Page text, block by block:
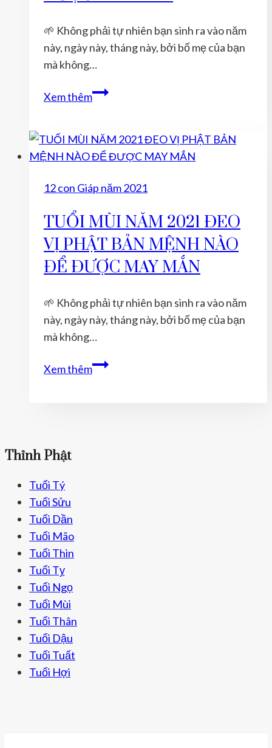
NÀO
ĐỂ
ĐƯỢC
MAY
🌱 Không phải tự nhiên bạn sinh ra vào năm
này, ngày này, tháng này, bởi bố mẹ của bạn
mà không…
Xem thêmNĂM
TỴ
ĐEO
PHẬT
BẢN
MỆNH
NÀO
ĐỂ
ĐƯỢC
MAY
MẮN
12 con Giáp năm 2021
TUỔI MÙI NĂM 2021 ĐEO
VỊ PHẬT BẢN MỆNH NÀO
ĐỂ ĐƯỢC MAY MẮN
🌱 Không phải tự nhiên bạn sinh ra vào năm
này, ngày này, tháng này, bởi bố mẹ của bạn
mà không…
Xem thêmTUỔI
Thỉnh Phật
Tuổi Tý
Tuổi Sửu
Tuổi Dần
Tuổi Mão
Tuổi Thìn
Tuổi Tỵ
Tuổi Ngọ
Tuổi Mùi
Tuổi Thân
Tuổi Dậu
Tuổi Tuất
Tuổi Hợi